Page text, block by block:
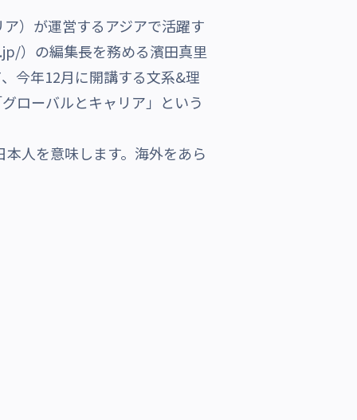
）が運営するアジアで活躍す
）の編集長を務める濱田真里
今年12月に開講する文系&理
ローバルとキャリア」という
人を意味します。海外をあら